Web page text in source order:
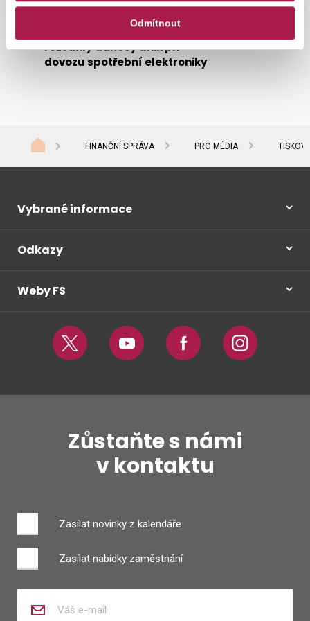
Odmítnout
Akce „Servác“ odhalila
rozsáhlý daňový únik při
dovozu spotřební elektroniky
FINANČNÍ SPRÁVA PRO MÉDIA
Vybrané informace
Odkazy
Weby FS
Twitter Youtube Facebook Instagram
Zůstaňte s námi
v kontaktu
Zasílat novinky z kalendáře
Zasílat nabídky zaměstnání
váš